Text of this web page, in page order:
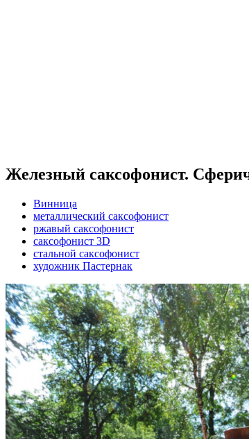
Железный саксофонист.
Винница
металлический саксофонист
ржавый саксофонист
саксофонист 3D
стальной саксофонист
художник Пастернак